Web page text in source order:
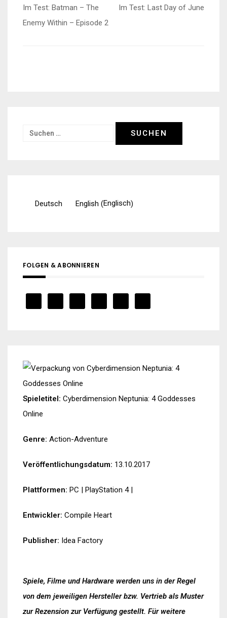
Beitragsnavigation
Im Test: Batman – The
Enemy Within – Episode 2
Im Test: Last Day of June
Suchen
Deutsch English (Englisch)
FOLGEN & ABONNIEREN
Spieletitel: Cyberdimension Neptunia: 4 Goddesses
Online
Genre: Action-Adventure
Veröffentlichungsdatum: 13.10.2017
Plattformen: PC | PlayStation 4|
Entwickler: Compile Heart
Publisher: Idea Factory
Spiele, Filme und Hardware werden uns in der Regel
von dem jeweiligen Hersteller bzw. Vertrieb als Muster
zur Rezension zur Verfügung gestellt. Für weitere